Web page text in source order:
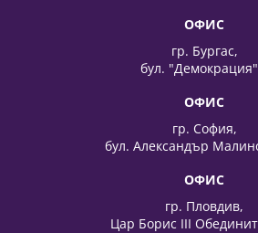
ОФИС
гр. Бургас,
бул.
ОФИС
гр. София,
бул. Александър
ОФИС
гр. Пловдив,
Цар Борис III